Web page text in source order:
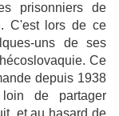
prisonniers de
C'est lors de ce
uns de ses
Ce
depuis 1938
de partager